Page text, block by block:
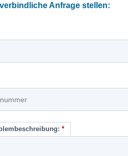
Anfrage stellen:
*